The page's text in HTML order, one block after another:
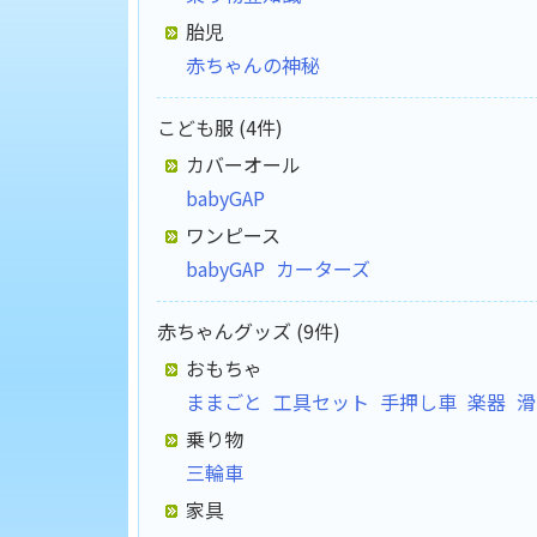
胎児
赤ちゃんの神秘
こども服 (4件)
カバーオール
babyGAP
ワンピース
babyGAP カーターズ
赤ちゃんグッズ (9件)
おもちゃ
ままごと 工具セット 手押し車 楽器
乗り物
三輪車
家具